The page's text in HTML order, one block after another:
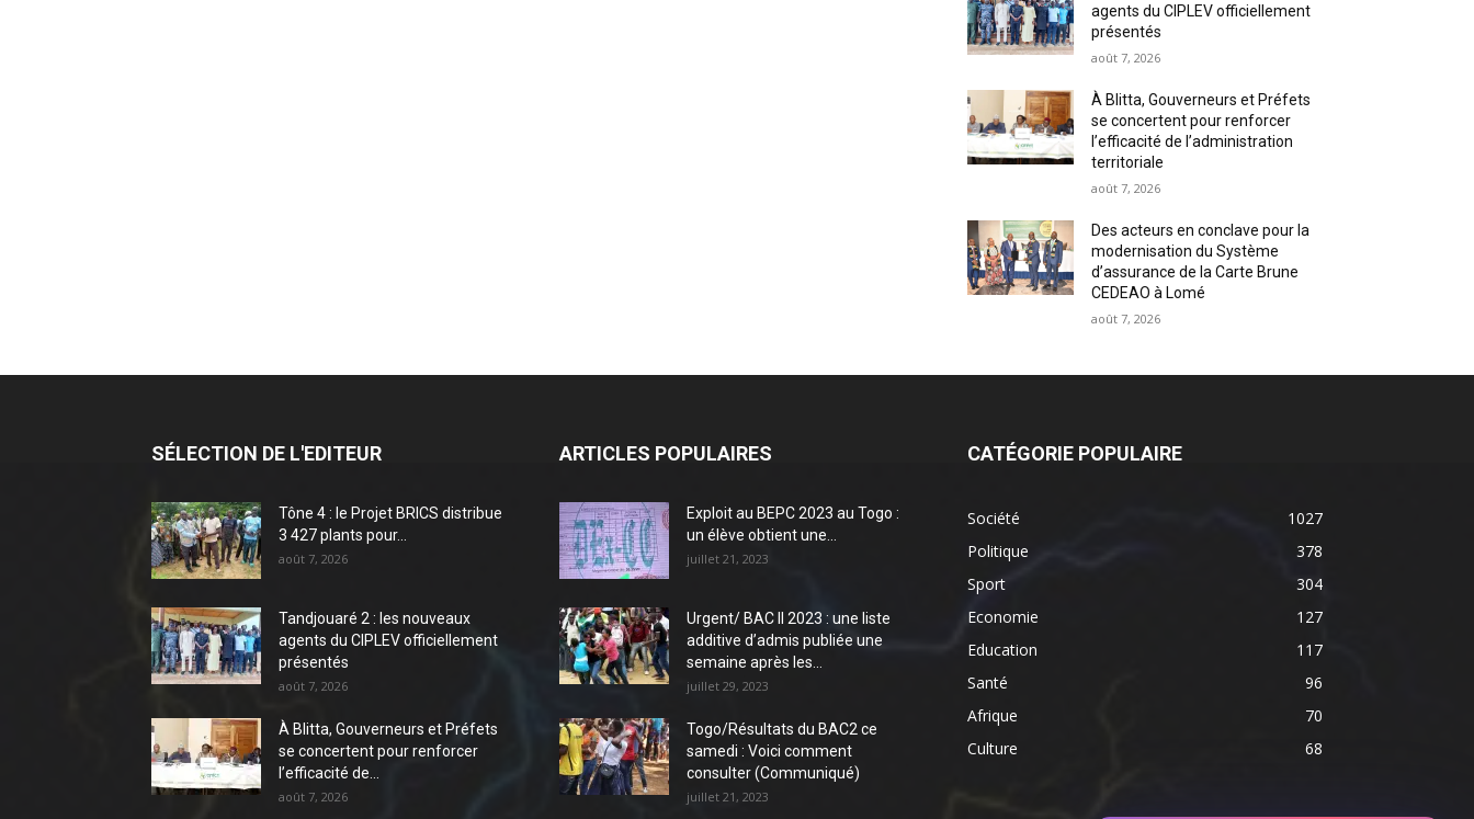
agents du CIPLEV officiellement
présentés
août 7, 2026
À Blitta, Gouverneurs et Préfets
se concertent pour renforcer
l’efficacité de l’administration
territoriale
août 7, 2026
Des acteurs en conclave pour la
modernisation du Système
d’assurance de la Carte Brune
CEDEAO à Lomé
août 7, 2026
SÉLECTION DE L'EDITEUR
Tône 4 : le Projet BRICS distribue
3 427 plants pour...
août 7, 2026
Tandjouaré 2 : les nouveaux
agents du CIPLEV officiellement
présentés
août 7, 2026
À Blitta, Gouverneurs et Préfets
se concertent pour renforcer
l’efficacité de...
août 7, 2026
ARTICLES POPULAIRES
Exploit au BEPC 2023 au Togo :
un élève obtient une...
juillet 21, 2023
Urgent/ BAC II 2023 : une liste
additive d’admis publiée une
semaine après les...
juillet 29, 2023
Togo/Résultats du BAC2 ce
samedi : Voici comment
consulter (Communiqué)
juillet 21, 2023
CATÉGORIE POPULAIRE
Société
1027
Politique
378
Sport
304
Economie
127
Education
117
Santé
96
Afrique
70
Culture
68